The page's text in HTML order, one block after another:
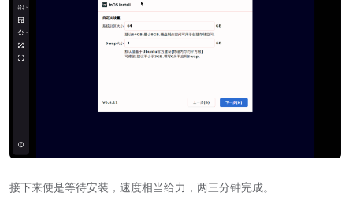
接下来便是等待安装，速度相当给力，两三分钟完成。